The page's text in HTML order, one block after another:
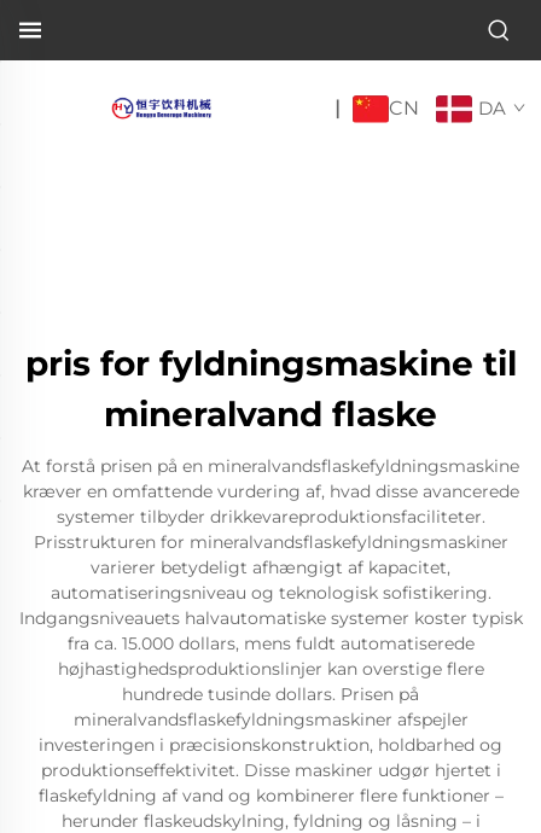
| CN DA
pris for fyldningsmaskine til
mineralvand flaske
At forstå prisen på en mineralvandsflaskefyldningsmaskine
kræver en omfattende vurdering af, hvad disse avancerede
systemer tilbyder drikkevareproduktionsfaciliteter.
Prisstrukturen for mineralvandsflaskefyldningsmaskiner
varierer betydeligt afhængigt af kapacitet,
automatiseringsniveau og teknologisk sofistikering.
Indgangsniveauets halvautomatiske systemer koster typisk
fra ca. 15.000 dollars, mens fuldt automatiserede
højhastighedsproduktionslinjer kan overstige flere
hundrede tusinde dollars. Prisen på
mineralvandsflaskefyldningsmaskiner afspejler
investeringen i præcisionskonstruktion, holdbarhed og
produktionseffektivitet. Disse maskiner udgør hjertet i
flaskefyldning af vand og kombinerer flere funktioner –
herunder flaskeudskylning, fyldning og låsning – i